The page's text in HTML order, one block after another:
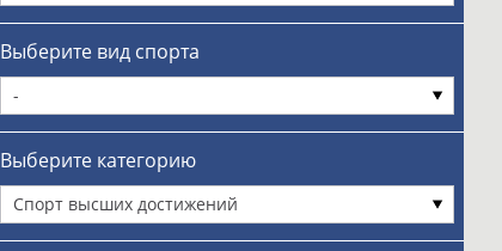
Выберите вид спорта
-
Выберите категорию
Спорт высших достижений